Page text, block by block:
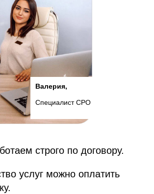
Валерия,
Специалист СРО
строго по договору.
услуг можно оплатить